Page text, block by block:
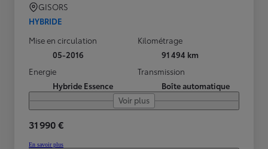
GISORS
HYBRIDE
Mise en circulation
05-2016
Kilométrage
91 494 km
Energie
Hybride Essence
Transmission
Boîte automatique
Voir plus
31 990 €
En savoir plus